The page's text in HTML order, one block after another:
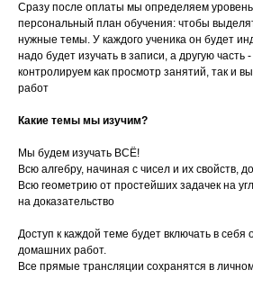
Сразу после оплаты мы определяем
персональный план обучения: чтобы
нужные темы. У каждого ученика он будет
надо будет изучать в записи, а другую
контролируем как просмотр занятий, так и
работ
Какие темы мы изучим?
Мы будем изучать ВСЁ!
Всю алгебру, начиная с чисел и их свойств,
Всю геометрию от простейших задачек на
на доказательство
Доступ к каждой теме будет включать в себя
домашних работ.
Все прямые трансляции сохранятся в